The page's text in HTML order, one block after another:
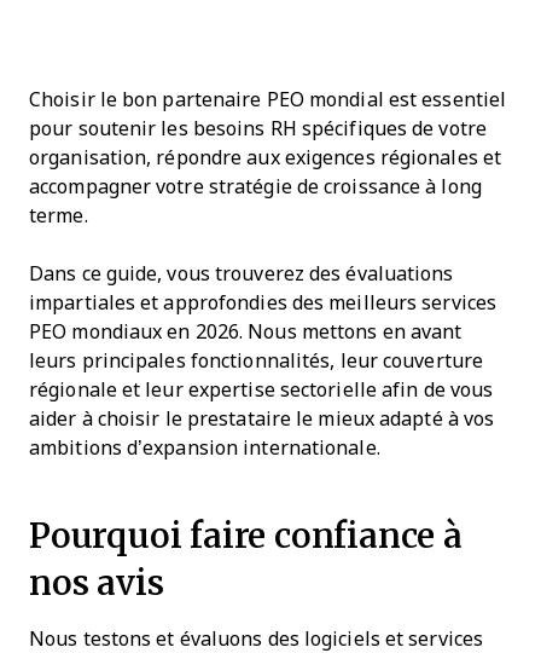
Choisir le bon partenaire PEO mondial est essentiel
pour soutenir les besoins RH spécifiques de votre
organisation, répondre aux exigences régionales et
accompagner votre stratégie de croissance à long
terme.
Dans ce guide, vous trouverez des évaluations
impartiales et approfondies des meilleurs services
PEO mondiaux en 2026. Nous mettons en avant
leurs principales fonctionnalités, leur couverture
régionale et leur expertise sectorielle afin de vous
aider à choisir le prestataire le mieux adapté à vos
ambitions d’expansion internationale.
Pourquoi faire confiance à
nos avis
Nous testons et évaluons des logiciels et services